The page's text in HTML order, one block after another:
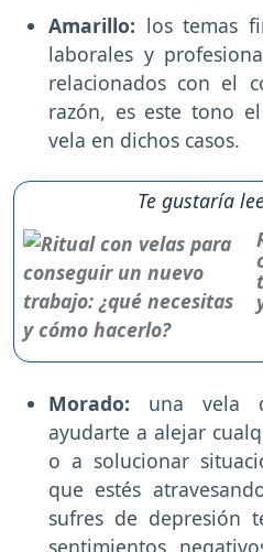
Amarillo: los temas
laborales y
relacionados con el
razón, es este tono
vela en dichos casos.
Te gustaría
Morado: una vela
ayudarte a alejar
o a solucionar
que estés
sufres de depresión